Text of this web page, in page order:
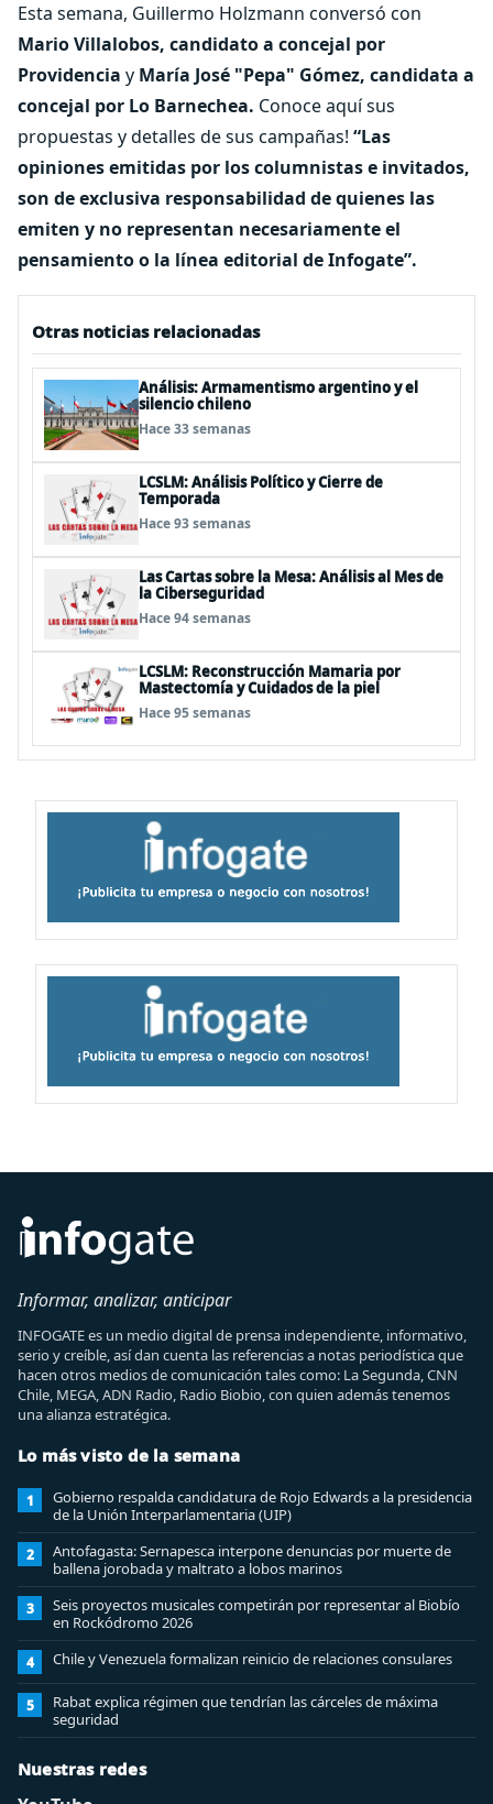
Esta semana, Guillermo Holzmann conversó con
Mario Villalobos, candidato a concejal por
Providencia y María José "Pepa" Gómez, candidata a
concejal por Lo Barnechea. Conoce aquí sus
propuestas y detalles de sus campañas! “Las
opiniones emitidas por los columnistas e invitados,
son de exclusiva responsabilidad de quienes las
emiten y no representan necesariamente el
pensamiento o la línea editorial de Infogate”.
Otras noticias relacionadas
Análisis: Armamentismo argentino y el
silencio chileno
Hace 33 semanas
LCSLM: Análisis Político y Cierre de
Temporada
Hace 93 semanas
Las Cartas sobre la Mesa: Análisis al Mes de
la Ciberseguridad
Hace 94 semanas
LCSLM: Reconstrucción Mamaria por
Mastectomía y Cuidados de la piel
Hace 95 semanas
Informar, analizar, anticipar
INFOGATE es un medio digital de prensa independiente, informativo,
serio y creíble, así dan cuenta las referencias a notas periodística que
hacen otros medios de comunicación tales como: La Segunda, CNN
Chile, MEGA, ADN Radio, Radio Biobio, con quien además tenemos
una alianza estratégica.
Lo más visto de la semana
1
Gobierno respalda candidatura de Rojo Edwards a la presidencia
de la Unión Interparlamentaria (UIP)
2
Antofagasta: Sernapesca interpone denuncias por muerte de
ballena jorobada y maltrato a lobos marinos
3
Seis proyectos musicales competirán por representar al Biobío
en Rockódromo 2026
4 Chile y Venezuela formalizan reinicio de relaciones consulares
5
Rabat explica régimen que tendrían las cárceles de máxima
seguridad
Nuestras redes